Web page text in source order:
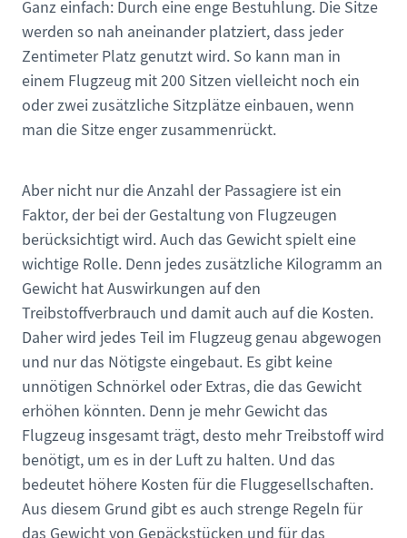
Ganz einfach: Durch eine enge Bestuhlung. Die Sitze
werden so nah aneinander platziert, dass jeder
Zentimeter Platz genutzt wird. So kann man in
einem Flugzeug mit 200 Sitzen vielleicht noch ein
oder zwei zusätzliche Sitzplätze einbauen, wenn
man die Sitze enger zusammenrückt.
Aber nicht nur die Anzahl der Passagiere ist ein
Faktor, der bei der Gestaltung von Flugzeugen
berücksichtigt wird. Auch das Gewicht spielt eine
wichtige Rolle. Denn jedes zusätzliche Kilogramm an
Gewicht hat Auswirkungen auf den
Treibstoffverbrauch und damit auch auf die Kosten.
Daher wird jedes Teil im Flugzeug genau abgewogen
und nur das Nötigste eingebaut. Es gibt keine
unnötigen Schnörkel oder Extras, die das Gewicht
erhöhen könnten. Denn je mehr Gewicht das
Flugzeug insgesamt trägt, desto mehr Treibstoff wird
benötigt, um es in der Luft zu halten. Und das
bedeutet höhere Kosten für die Fluggesellschaften.
Aus diesem Grund gibt es auch strenge Regeln für
das Gewicht von Gepäckstücken und für das